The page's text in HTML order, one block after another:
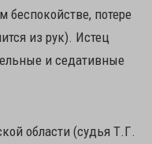
потере
из рук). Истец
и седативные
области (судья Т.Г.